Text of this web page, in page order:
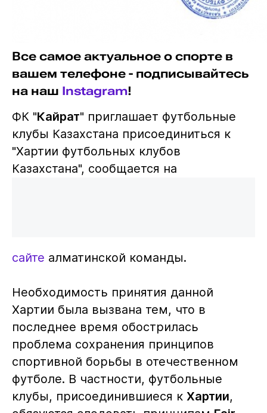
Все самое актуальное о спорте в
вашем телефоне - подписывайтесь
на наш Instagram!
ФК "Кайрат" приглашает футбольные
клубы Казахстана присоединиться к
"Хартии футбольных клубов
Казахстана", сообщается на
сайте алматинской команды.
Необходимость принятия данной
Хартии была вызвана тем, что в
последнее время обострилась
проблема сохранения принципов
спортивной борьбы в отечественном
футболе. В частности, футбольные
клубы, присоединившиеся к Хартии,